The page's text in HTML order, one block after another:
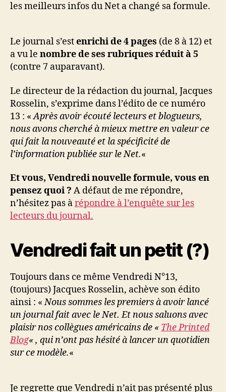
les meilleurs infos du Net a changé sa formule.
Le journal s’estenrichi de 4 pages (de 8 à 12) et
a vu le nombre de ses rubriques réduit à 5
(contre 7 auparavant).
Le directeur de la rédaction du journal, Jacques
Rosselin, s’exprime dans l’édito de ce numéro
13 : «Après avoir écouté lecteurs et blogueurs,
nous avons cherché à mieux mettre en valeur ce
qui fait la nouveauté et la spécificité de
l’information publiée sur le Net.«
Et vous, Vendredi nouvelle formule, vous en
pensez quoi ? A défaut de me répondre,
n’hésitez pas àrépondre à l’enquête sur les
lecteurs du journal.
Vendredi fait un petit (?)
Toujours dans ce même Vendredi N°13,
(toujours) Jacques Rosselin, achève son édito
ainsi : «Nous sommes les premiers à avoir lancé
un journal fait avec le Net. Et nous saluons avec
plaisir nos collègues américains de « The Printed
Blog« , qui n’ont pas hésité à lancer un quotidien
sur ce modèle.«
Je regrette que Vendredi n’ait pas présenté plus